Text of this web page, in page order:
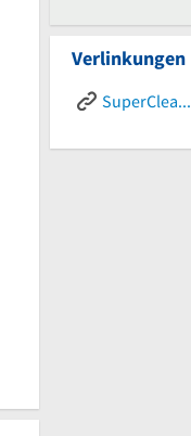
Verlinkungen
SuperCleanup - Google